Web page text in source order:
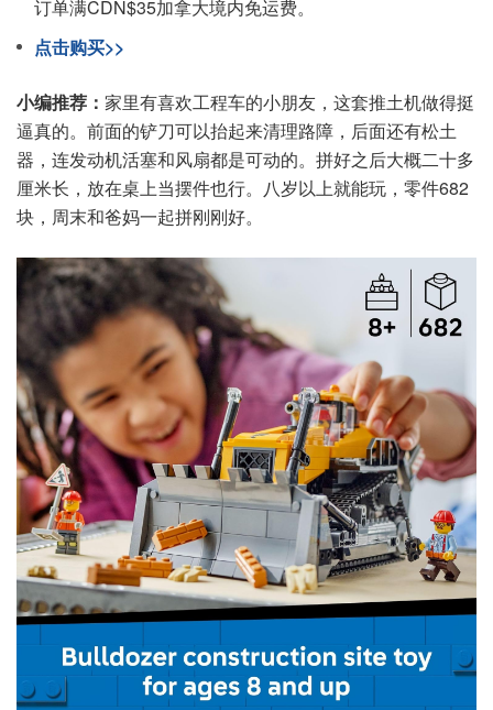
订单满CDN$35加拿大境内免运费。
点击购买>>
小编推荐： 家里有喜欢工程车的小朋友，这套推土机做得挺
逼真的。前面的铲刀可以抬起来清理路障，后面还有松土
器，连发动机活塞和风扇都是可动的。拼好之后大概二十多
厘米长，放在桌上当摆件也行。八岁以上就能玩，零件682
块，周末和爸妈一起拼刚刚好。